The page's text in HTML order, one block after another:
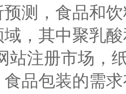
测，食品和
，其中聚乳
站注册市场，
品包装的需